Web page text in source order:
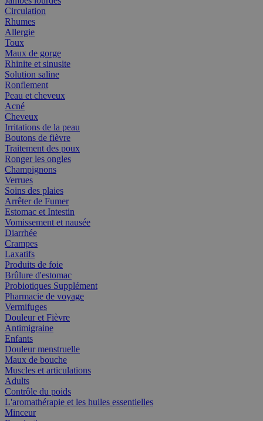
Circulation
Rhumes
Allergie
Toux
Maux de gorge
Rhinite et sinusite
Solution saline
Ronflement
Peau et cheveux
Acné
Cheveux
Irritations de la peau
Boutons de fièvre
Traitement des poux
Ronger les ongles
Champignons
Verrues
Soins des plaies
Arrêter de Fumer
Estomac et Intestin
Vomissement et nausée
Diarrhée
Crampes
Laxatifs
Produits de foie
Brûlure d'estomac
Probiotiques Supplément
Pharmacie de voyage
Vermifuges
Douleur et Fièvre
Antimigraine
Enfants
Douleur menstruelle
Maux de bouche
Muscles et articulations
Adults
Contrôle du poids
L'aromathérapie et les huiles essentielles
Minceur